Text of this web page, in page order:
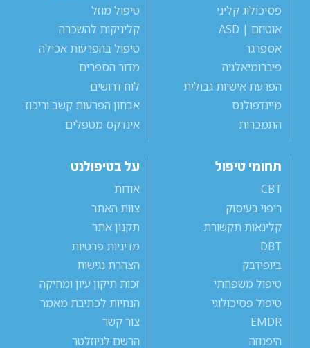
פסיכולוג קליני
אוטיזם | ASD
אספרגר
פיברומיאלגיה
הפרעת אישיות גבולית
מיינדפולנס
התמכרות
טיפול מוזל
קליניקות להשכרה
טיפול בהפרעות אכילה
מדור הספרים
לוח דרושים
אבחון הפרעות קשב וריכוז
אינדקס מטפלים
תחומי טיפול
CBT
ריפוי בעיסוק
קלינאות תקשורת
DBT
ביופידבק
טיפול משפחתי
טיפול פסיכולוגי
EMDR
היפנוזה
על בטיפולנט
אודות
צוות האתר
תקנון אתר
מדיניות פרטיות
הצהרת נגישות
זכות תיקון עיון ומחיקה
הנחיות לכתיבת מאמר
צור קשר
הרשם לניוזלטר